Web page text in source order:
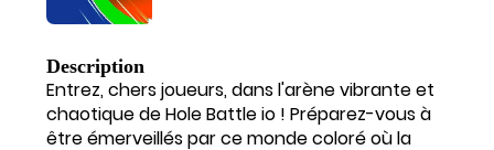
Description
Entrez, chers joueurs, dans l'arène vibrante et
chaotique de Hole Battle io ! Préparez-vous à
être émerveillés par ce monde coloré où la